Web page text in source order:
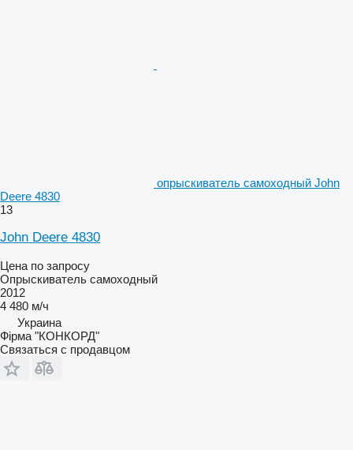
опрыскиватель самоходный John
Deere 4830
13
John Deere 4830
Цена по запросу
Опрыскиватель самоходный
2012
4 480 м/ч
Украина
Фірма "КОНКОРД"
Связаться с продавцом